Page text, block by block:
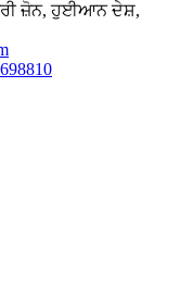
ਜ਼ੋਨ, ਹੁਈਆਨ ਦੇਸ਼,